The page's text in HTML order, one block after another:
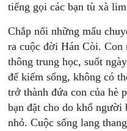
tiếng gọi các bạn tù xà
Chắp nối những mẩu
ra cuộc đời Hán Còi. Con
thông trung học, suốt
để kiếm sống, không có
trở thành đứa con của hè
bạn đặt cho do khổ
nhỏ. Cuộc sống lang